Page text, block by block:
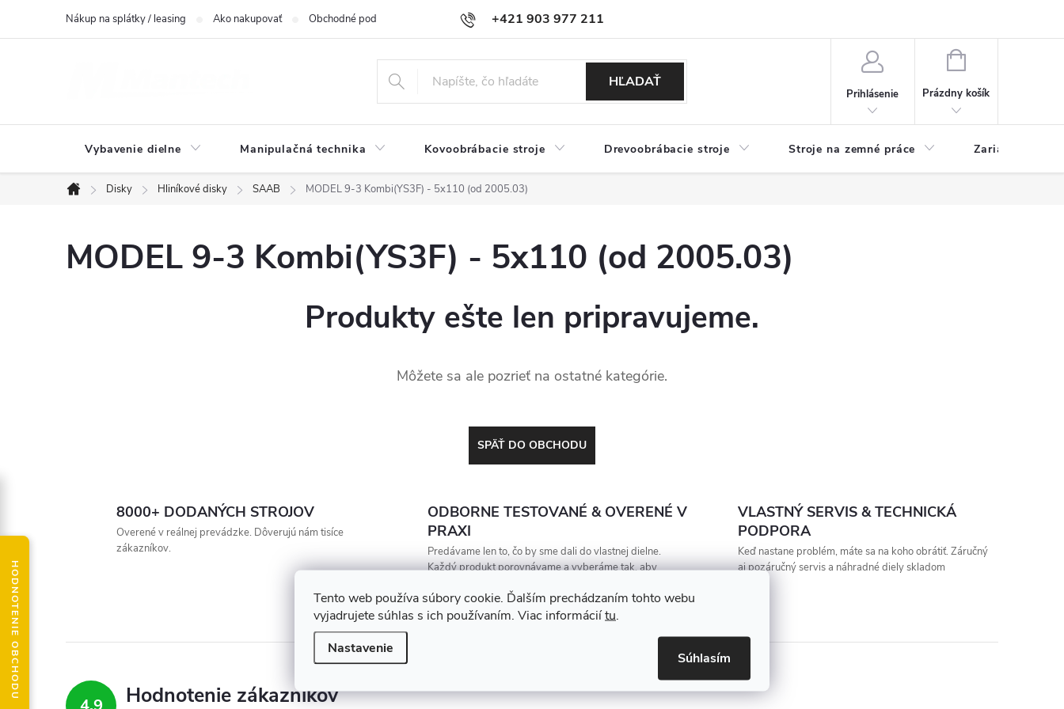
Tento web používa súbory cookie. Ďalším prechádzaním tohto webu
vyjadrujete súhlas s ich používaním. Viac informáciítu.
Nastavenie
Súhlasím
+421 903 977 211
Nákup na splátky / leasing Ako nakupovať Obchodné podmienky Podmienky ochrany osobných údajov
HĽADAŤ
Prihlásenie
NÁKUPNÝ
Prázdny košík
Vybavenie dielne Manipulačná technika Kovoobrábacie stroje Drevoobrábacie stroje Stroje na zemné práce Zariadenia na
Domov
Disky Hliníkové disky SAAB MODEL 9-3 Kombi(YS3F) - 5x110 (od 2005.03)
MODEL 9-3 Kombi(YS3F) - 5x110 (od 2005.03)
Produkty ešte len pripravujeme.
Môžete sa ale pozrieť na ostatné kategórie.
SPÄŤ DO OBCHODU
8000+ DODANÝCH STROJOV
Overené v reálnej prevádzke. Dôverujú nám tisíce
zákazníkov.
ODBORNE TESTOVANÉ & OVERENÉ V
PRAXI
Predávame len to, čo by sme dali do vlastnej dielne.
Každý produkt porovnávame a vyberáme tak, aby
VLASTNÝ SERVIS & TECHNICKÁ
PODPORA
Keď nastane problém, máte sa na koho obrátiť. Záručný
aj pozáručný servis a náhradné diely skladom
Hodnotenie zákazníkov
HODNOTENIE OBCHODU